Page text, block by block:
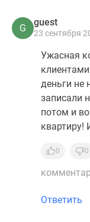
G
guest
23 сентября
Ужасная
деньги не
записали
потом и
квартиру!
0 0
Ответить